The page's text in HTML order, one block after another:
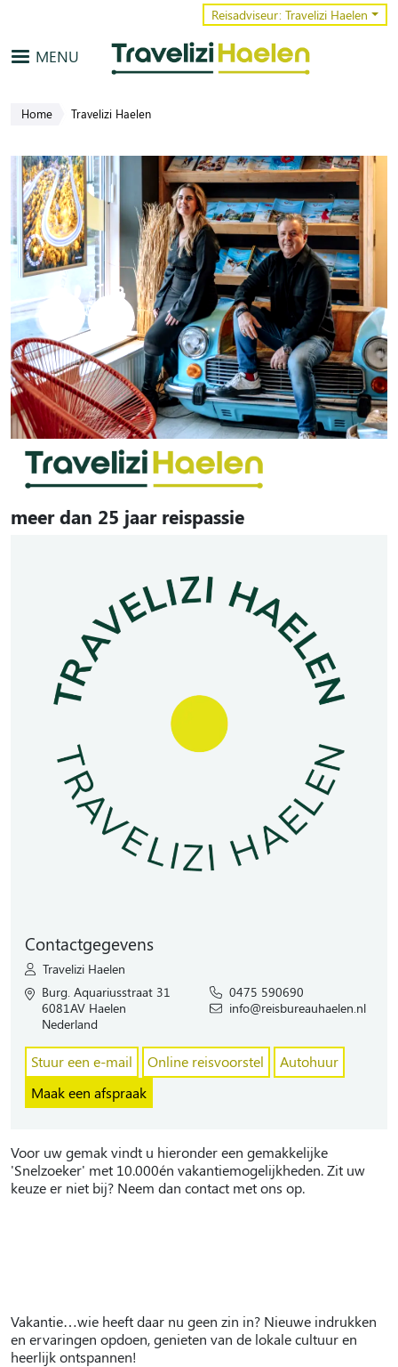
Overslaan en naar de inhoud gaan
MENU
Reisadviseur: Travelizi Haelen
Home Travelizi Haelen
meer dan 25 jaar reispassie
Contactgegevens
Travelizi Haelen
Burg. Aquariusstraat 31
6081AV Haelen
Nederland
0475 590690
info@reisbureauhaelen.nl
Stuur een e-mail Online reisvoorstel
Autohuur
Maak een afspraak
Voor uw gemak vindt u hieronder een gemakkelijke
'Snelzoeker' met 10.000én vakantiemogelijkheden. Zit uw
keuze er niet bij? Neem dan contact met ons op.
Vakantie…wie heeft daar nu geen zin in? Nieuwe indrukken
en ervaringen opdoen, genieten van de lokale cultuur en
heerlijk ontspannen!